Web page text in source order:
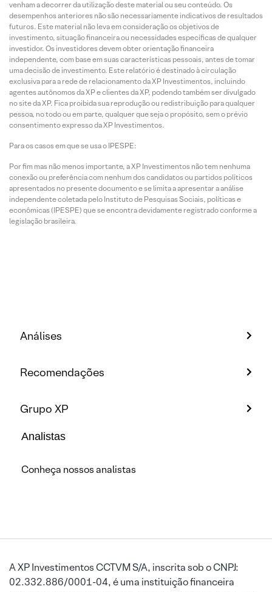
venham a decorrer da utilização deste material ou seu conteúdo. Os
desempenhos anteriores não são necessariamente indicativos de resultados
futuros. Este material não leva em consideração os objetivos de
investimento, situação financeira ou necessidades específicas de qualquer
investidor. Os investidores devem obter orientação financeira
independente, com base em suas características pessoais, antes de tomar
uma decisão de investimento. Este relatório é destinado à circulação
exclusiva para a rede de relacionamento da XP Investimentos, incluindo
agentes autônomos da XP e clientes da XP, podendo também ser divulgado
no site da XP. Fica proibida sua reprodução ou redistribuição para qualquer
pessoa, no todo ou em parte, qualquer que seja o propósito, sem o prévio
consentimento expresso da XP Investimentos.
Para os casos em que se usa o IPESPE:
Por fim mas não menos importante, a XP Investimentos não tem nenhuma
conexão ou preferência com nenhum dos candidatos ou partidos políticos
apresentados no presente documento e se limita a apresentar a análise
independente coletada pelo Instituto de Pesquisas Sociais, políticas e
econômicas (IPESPE) que se encontra devidamente registrado conforme a
legislação brasileira.
Análises
Recomendações
Grupo XP
Analistas
Conheça nossos analistas
A XP Investimentos CCTVM S/A, inscrita sob o CNPJ:
02.332.886/0001-04, é uma instituição financeira